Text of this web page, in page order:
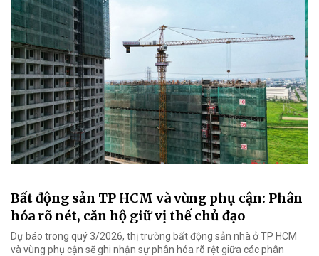
Bất động sản TP HCM và vùng phụ cận: Phân
hóa rõ nét, căn hộ giữ vị thế chủ đạo
Dự báo trong quý 3/2026, thị trường bất động sản nhà ở TP HCM
và vùng phụ cận sẽ ghi nhận sự phân hóa rõ rệt giữa các phân